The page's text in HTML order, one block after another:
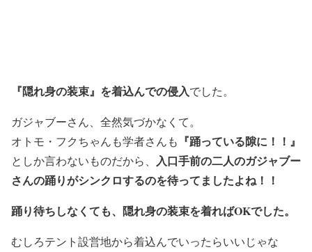
『隠れ身の装束』を着込んでの侵入でした。
ガジャブーさん、全然気づかなくて。
オトモ・フクちゃんも学者さんも 『踊っている隙に！！』
としか言わないものだから、 入口手前の二人のガジャブー
さんの踊りがシンクロするのを待ってましたよね！！
踊り待ちしなくても、隠れ身の装束を着ればOKでした。
むしろテント設営地から着込んでいったらいいじゃな